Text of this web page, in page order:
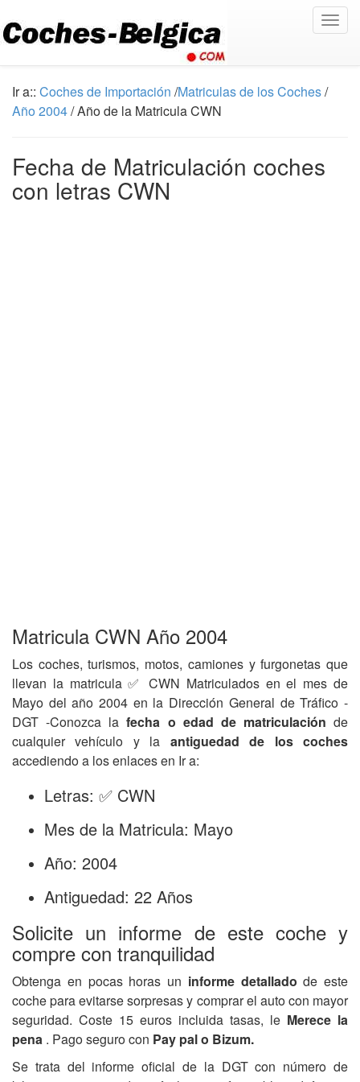
Ir a:: Coches de Importación /Matriculas de los Coches/
Año 2004/ Año de la Matricula CWN
Fecha de Matriculación coches
con letras CWN
Matricula CWN Año 2004
Los coches, turismos, motos, camiones y furgonetas que
llevan la matricula ✅ CWN Matriculados en el mes de
Mayo del año 2004 en la Dirección General de Tráfico -
DGT -Conozca lafecha o edad de matriculación de
cualquier vehículo y la antiguedad de los coches
accediendo a los enlaces en Ir a:
Letras: ✅ CWN
Mes de la Matricula: Mayo
Año: 2004
Antiguedad: 22 Años
Solicite un informe de este coche y
compre con tranquilidad
Obtenga en pocas horas un informe detalladode este
coche para evitarse sorpresas y comprar el auto con mayor
seguridad. Coste 15 euros incluida tasas, le Merece la
pena . Pago seguro con Pay pal o Bizum.
Se trata del informe oficial de la DGT con número de